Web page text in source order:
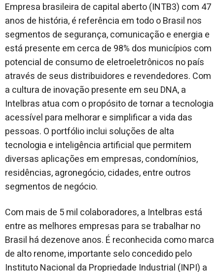
Empresa brasileira de capital aberto (INTB3) com 47
anos de história, é referência em todo o Brasil nos
segmentos de segurança, comunicação e energia e
está presente em cerca de 98% dos municípios com
potencial de consumo de eletroeletrônicos no país
através de seus distribuidores e revendedores. Com
a cultura de inovação presente em seu DNA, a
Intelbras atua com o propósito de tornar a tecnologia
acessível para melhorar e simplificar a vida das
pessoas. O portfólio inclui soluções de alta
tecnologia e inteligência artificial que permitem
diversas aplicações em empresas, condomínios,
residências, agronegócio, cidades, entre outros
segmentos de negócio.
Com mais de 5 mil colaboradores, a Intelbras está
entre as melhores empresas para se trabalhar no
Brasil há dezenove anos. É reconhecida como marca
de alto renome, importante selo concedido pelo
Instituto Nacional da Propriedade Industrial (INPI) a